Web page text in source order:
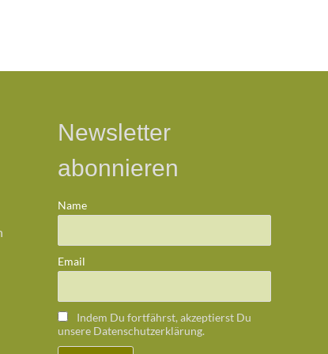
Newsletter
abonnieren
Name
Email
Indem Du fortfährst, akzeptierst Du
unsere Datenschutzerklärung.